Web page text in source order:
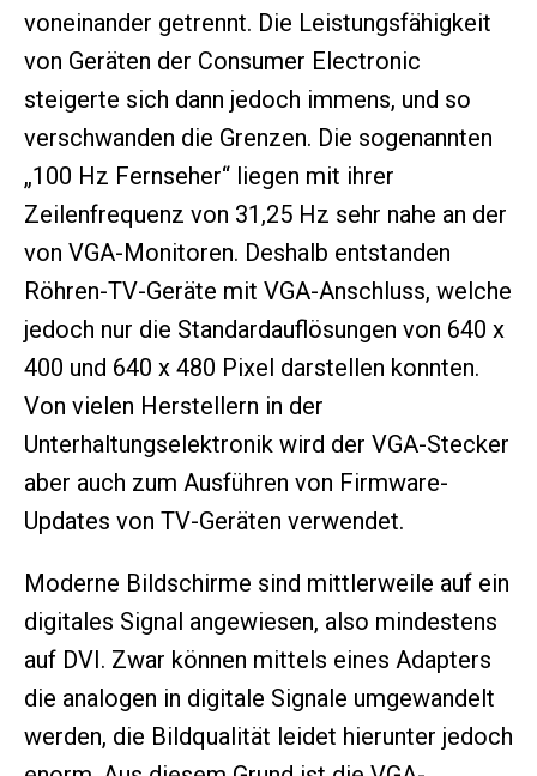
voneinander getrennt. Die Leistungsfähigkeit
von Geräten der Consumer Electronic
steigerte sich dann jedoch immens, und so
verschwanden die Grenzen. Die sogenannten
„100 Hz Fernseher“ liegen mit ihrer
Zeilenfrequenz von 31,25 Hz sehr nahe an der
von VGA-Monitoren. Deshalb entstanden
Röhren-TV-Geräte mit VGA-Anschluss, welche
jedoch nur die Standardauflösungen von 640 x
400 und 640 x 480 Pixel darstellen konnten.
Von vielen Herstellern in der
Unterhaltungselektronik wird der VGA-Stecker
aber auch zum Ausführen von Firmware-
Updates von TV-Geräten verwendet.
Moderne Bildschirme sind mittlerweile auf ein
digitales Signal angewiesen, also mindestens
auf DVI. Zwar können mittels eines Adapters
die analogen in digitale Signale umgewandelt
werden, die Bildqualität leidet hierunter jedoch